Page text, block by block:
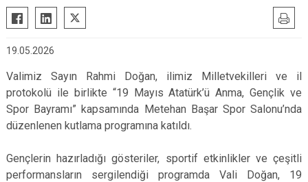
19.05.2026
Valimiz Sayın Rahmi Doğan, ilimiz Milletvekilleri ve il
protokolü ile birlikte “19 Mayıs Atatürk’ü Anma, Gençlik ve
Spor Bayramı” kapsamında Metehan Başar Spor Salonu’nda
düzenlenen kutlama programına katıldı.
Gençlerin hazırladığı gösteriler, sportif etkinlikler ve çeşitli
performansların sergilendiği programda Vali Doğan, 19